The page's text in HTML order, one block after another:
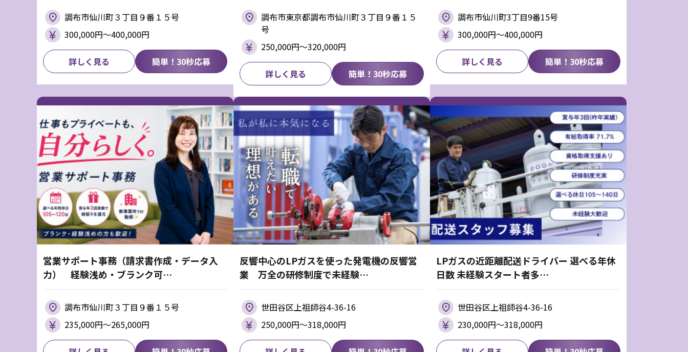
調布市仙川町３丁目９番１５号
300,000円〜400,000円
詳しく見る 簡単！30秒応募
調布市東京都調布市仙川町３丁目９番１５
号
250,000円〜320,000円
詳しく見る 簡単！30秒応募
調布市仙川町3丁目9番15号
300,000円〜400,000円
詳しく見る 簡単！30秒応募
営業サポート事務（請求書作成・データ入
力） 経験浅め・ブランク可…
調布市仙川町３丁目９番１５号
235,000円〜265,000円
反響中心のLPガスを使った発電機の反響営
業 万全の研修制度で未経験…
世田谷区上祖師谷4-36-16
250,000円〜318,000円
LPガスの近距離配送ドライバー 選べる年休
日数 未経験スタート者多…
世田谷区上祖師谷4-36-16
230,000円〜318,000円